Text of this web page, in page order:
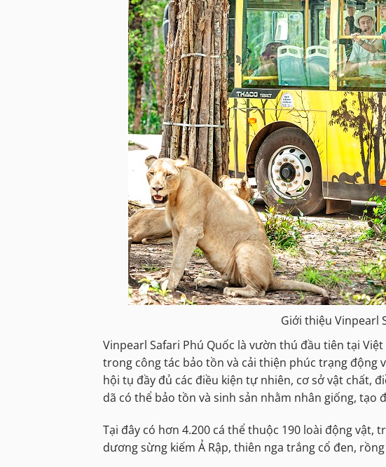
Giới thiệu Vinpearl
Vinpearl Safari Phú Quốc là vườn thú đầu tiên tại
trong công tác bảo tồn và cải thiện phúc trạng động
hội tụ đầy đủ các điều kiện tự nhiên, cơ sở vật chất,
dã có thể bảo tồn và sinh sản nhằm nhân giống, tạo
Tại đây có hơn 4.200 cá thể thuộc 190 loài động
dương sừng kiếm Ả Rập, thiên nga trắng cổ đen,